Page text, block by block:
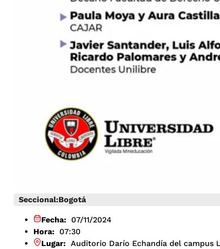
Seccional:Bogotá
Fecha:
07/11/2024
Hora:
07:30
Lugar: Auditorio Darío Echandía del campus